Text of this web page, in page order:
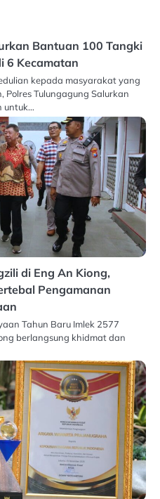
Bantuan 100 Tangki
6 Kecamatan
kepada masyarakat yang
Tulungagung Salurkan
untuk…
di Eng An Kiong,
Pengamanan
Tahun Baru Imlek 2577
berlangsung khidmat dan